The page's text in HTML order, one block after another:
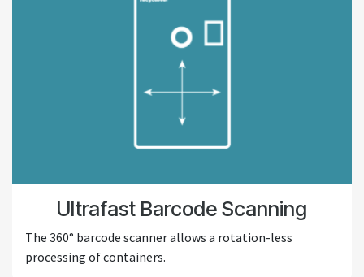
Ultrafast Barcode Scanning
The 360° barcode scanner allows a rotation-less
processing of containers.